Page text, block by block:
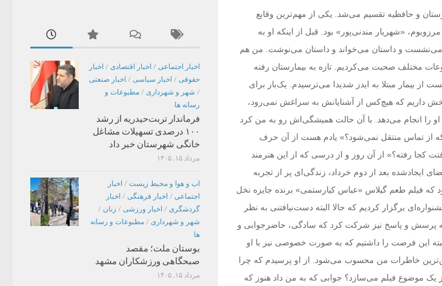
و حافظیه تقسیم می‌شد. یکی از مهم‌ترین وقایع
«شهریار مندنی‌پور» بود. قبل از اینکه او به
می‌نشست و داستان می‌خواند و داستان می‌نوشت. من هم
مختلف صحبت می‌کردیم. تازه به بیمارستان رفته
از بیمار مبتلا به ایدز شدیدا می‌ترسیدم. یک‌بار برای
بخش داریم که هیچ‌کس از آشنایانش به سراغش نمی‌رود،
را انجام می‌دهد. با آن حالت همیشگی‌اش رو به من کرد
از تماس منتقل نمی‌شود؟» یادم هست از آن حرف
کجا رفته؟» از آن روز و از درسی که از این هنرمند
ایجادشده بعد از دوم خرداد، زندگی‌ای پر از تجربه
که فیلم طعم گیلاس «عباس کیارستمی» برنده جایزه نخل
برگزار کردیم که حالا البته دست‌نیافتنی به نظر
پرسش و پاسخ نیز شرکت کرد که سادگی، حاضرجوابی و
این فرصت را داشتیم که به صورت خصوصی نیز با او
خاطرات من محسوب می‌شود. از او پرسیدم که چرا
موضوع فیلم می‌سازد؟ جوابی که به من داد هنوز که
اخبار اجتماعی / اخبار اقتصادی / اخبار
حقوقی / اخبار سیاسی / اخبار صنعتی
/ شهر و شهرداری / مطبوعات و
رسانه ها
فرماندار تربت‌حیدریه از رشد
۱۰۰ درصدی تسهیلات مشاغل
خانگی شهرستان خبر داد
مرداد ۱۵, ۱۴۰۵
اب و هوا و محیط زیست / اخبار
اجتماعی / اخبار فرهنگی / اخبار
گردشگری / اخبار ورزشی / زنان /
شهر و شهرداری / مطبوعات و رسانه
ها
بوستان ملت؛ مقصد
صبحگاهی ورزشکاران مشهد
مرداد ۱۵, ۱۴۰۵